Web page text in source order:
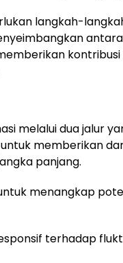
langkah-
melalui dua jalur
memberikan
panjang.
menangkap
terhadap